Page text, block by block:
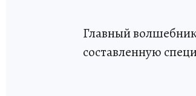
Главный
составленную